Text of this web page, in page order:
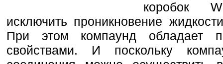
коробок
исключить проникновение
При этом компаунд обладает
свойствами. И поскольку